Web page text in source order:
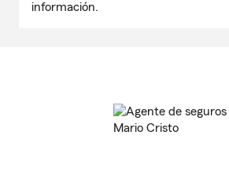
información.